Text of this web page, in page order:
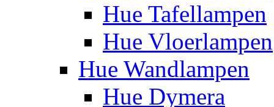
Hue Tafellampen
Hue Vloerlampen
Hue Wandlampen
Hue Dymera